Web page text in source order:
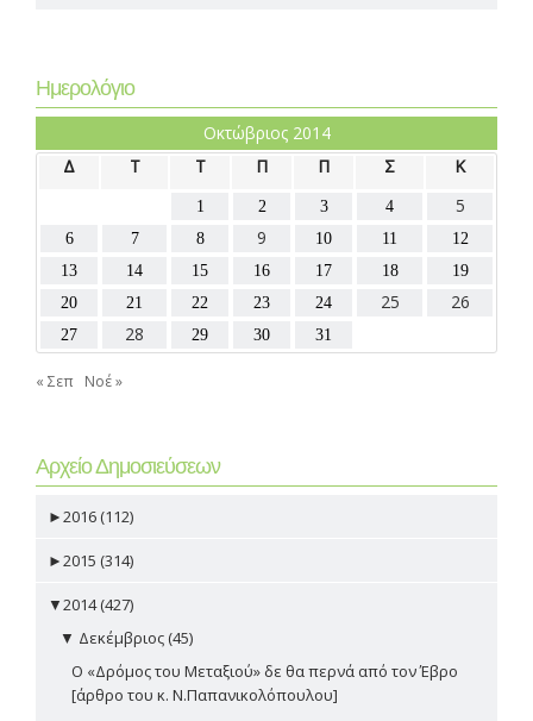
Ημερολόγιο
Οκτώβριος 2014
Δ
Τ Τ Π Π Σ Κ
1 2 3 4 5
6 7 8 9 10 11
12
13
14 15 16 17 18
19
20
21 22 23 24 25 26
27 28 29 30 31
« Σεπ Νοέ »
Αρχείο Δημοσιεύσεων
►2016 (112)
►2015 (314)
▼2014 (427)
▼ Δεκέμβριος (45)
Ο «Δρόμος του Μεταξιού» δε θα περνά από τον Έβρο
[άρθρο του κ. Ν.Παπανικολόπουλου]